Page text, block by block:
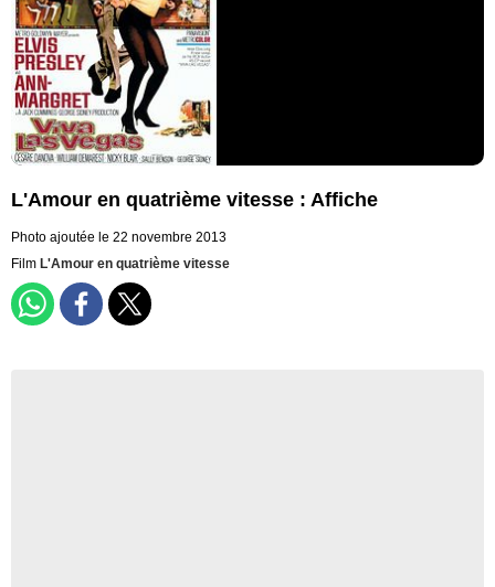
L'Amour en quatrième vitesse : Affiche
Photo ajoutée le 22 novembre 2013
Film L'Amour en quatrième vitesse